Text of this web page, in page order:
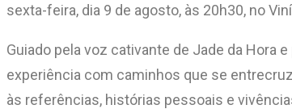
sexta-feira, dia 9 de agosto, às 20h30, no
Guiado pela voz cativante de Jade da Hora
experiência com caminhos que se
às referências, histórias pessoais e